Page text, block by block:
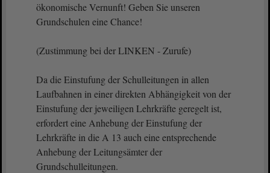
ökonomische Vernunft! Geben Sie unseren
Grundschulen eine Chance!
(Zustimmung bei der LINKEN - Zurufe)
Da die Einstufung der Schulleitungen in allen
Laufbahnen in einer direkten Abhängigkeit von der
Einstufung der jeweiligen Lehrkräfte geregelt ist,
erfordert eine Anhebung der Einstufung der
Lehrkräfte in die A 13 auch eine entsprechende
Anhebung der Leitungsämter der
Grundschulleitungen.